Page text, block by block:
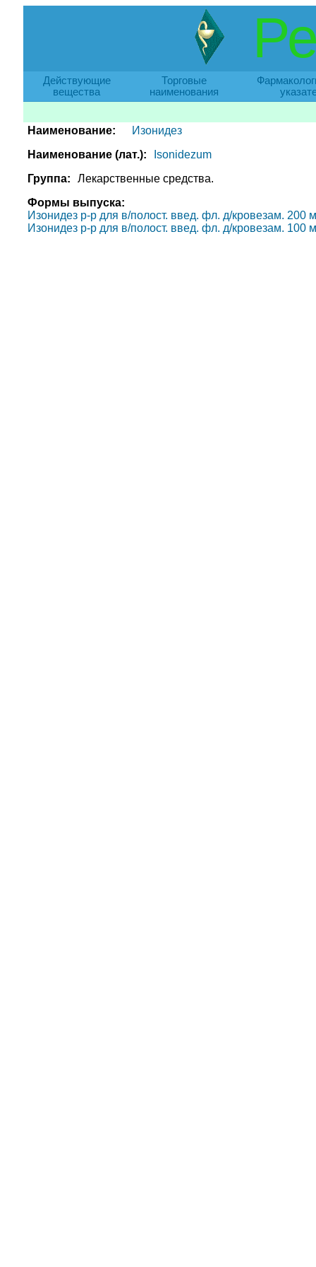
Действующие
вещества
Торговые
наименования
Наименование:
Изонидез
Наименование (лат.):
Isonidezum
Группа:
Лекарственные средства.
Формы выпуска:
Изонидез р-р для в/полост. введ. фл. д/кровезам.
Изонидез р-р для в/полост. введ. фл. д/кровезам.